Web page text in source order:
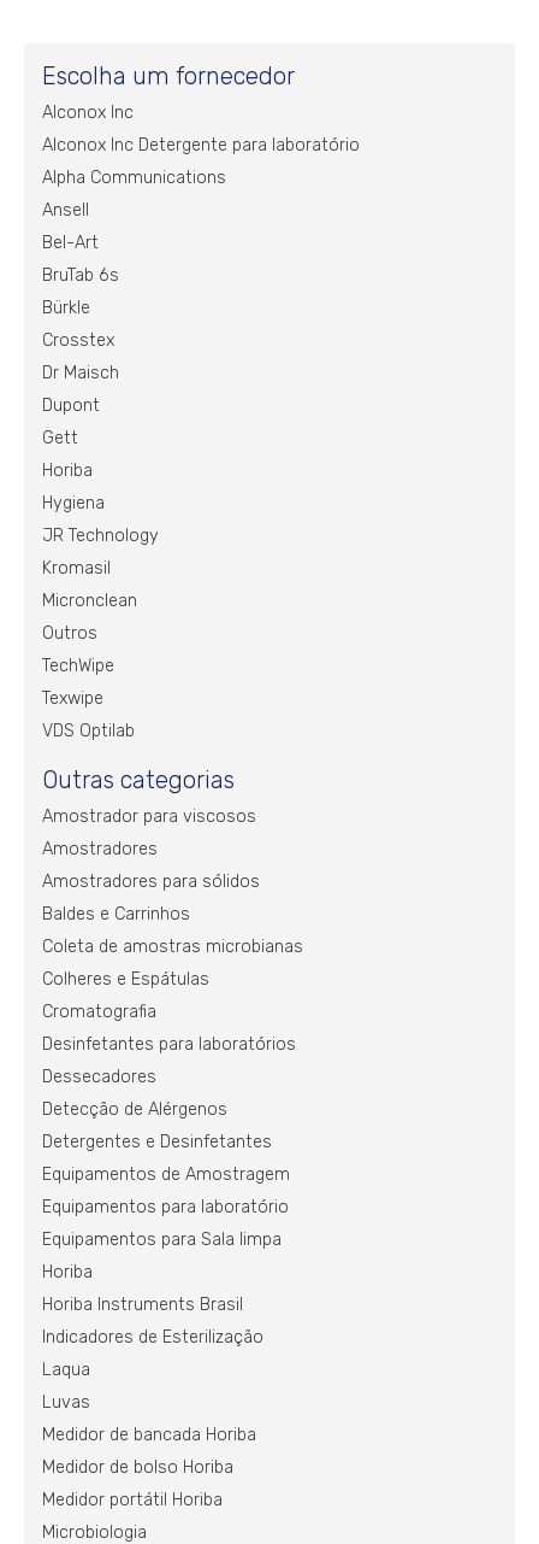
Escolha um fornecedor
Alconox Inc
Alconox Inc Detergente para laboratório
Alpha Communications
Ansell
Bel-Art
BruTab 6s
Bürkle
Crosstex
Dr Maisch
Dupont
Gett
Horiba
Hygiena
JR Technology
Kromasil
Micronclean
Outros
TechWipe
Texwipe
VDS Optilab
Outras categorias
Amostrador para viscosos
Amostradores
Amostradores para sólidos
Baldes e Carrinhos
Coleta de amostras microbianas
Colheres e Espátulas
Cromatografia
Desinfetantes para laboratórios
Dessecadores
Detecção de Alérgenos
Detergentes e Desinfetantes
Equipamentos de Amostragem
Equipamentos para laboratório
Equipamentos para Sala limpa
Horiba
Horiba Instruments Brasil
Indicadores de Esterilização
Laqua
Luvas
Medidor de bancada Horiba
Medidor de bolso Horiba
Medidor portátil Horiba
Microbiologia